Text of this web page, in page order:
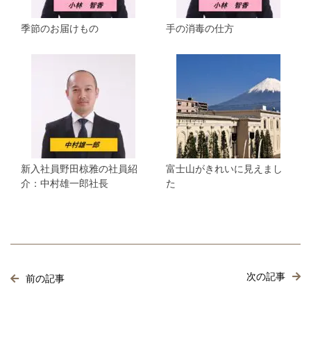
季節のお届けもの 手の消毒の仕方
新入社員野田椋雅の社員紹
介：中村雄一郎社長
富士山がきれいに見えまし
た
前の記事 次の記事